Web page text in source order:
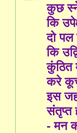
कुछ
कि
दो
कि
कुंठित
करे
इस
संतृप्‍त
- मन